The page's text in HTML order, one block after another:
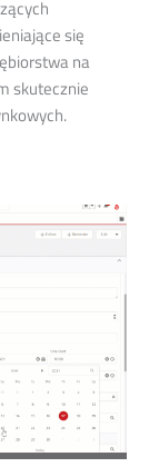
się
na
skutecznie